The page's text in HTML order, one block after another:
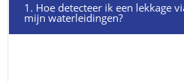
1. Hoe detecteer ik een lekkage
mijn waterleidingen?